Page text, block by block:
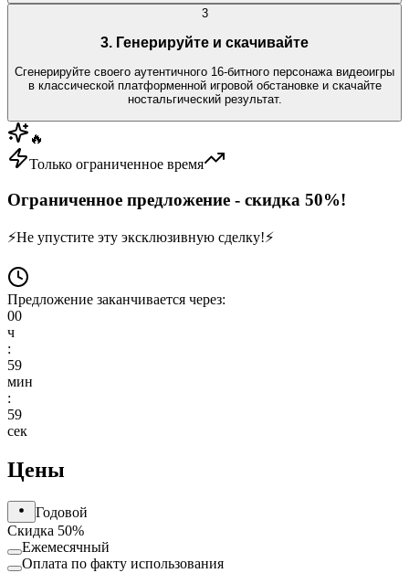
3
3. Генерируйте и скачивайте
Сгенерируйте своего аутентичного 16-битного персонажа видеоигры
в классической платформенной игровой обстановке и скачайте
ностальгический результат.
🔥
Только ограниченное время
Ограниченное предложение - скидка 50%!
⚡Не упустите эту эксклюзивную сделку!⚡
Предложение заканчивается через:
00
ч
:
59
мин
:
59
сек
Цены
Годовой
Скидка 50%
Ежемесячный
Оплата по факту использования